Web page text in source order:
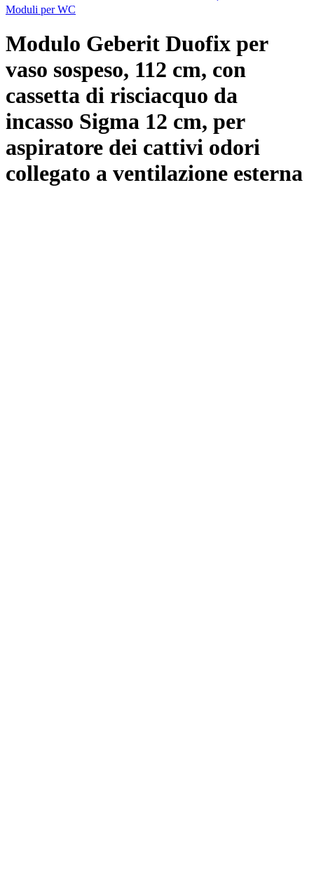
Moduli per WC
Modulo Geberit Duofix per
vaso sospeso, 112 cm, con
cassetta di risciacquo da
incasso Sigma 12 cm, per
aspiratore dei cattivi odori
collegato a ventilazione esterna